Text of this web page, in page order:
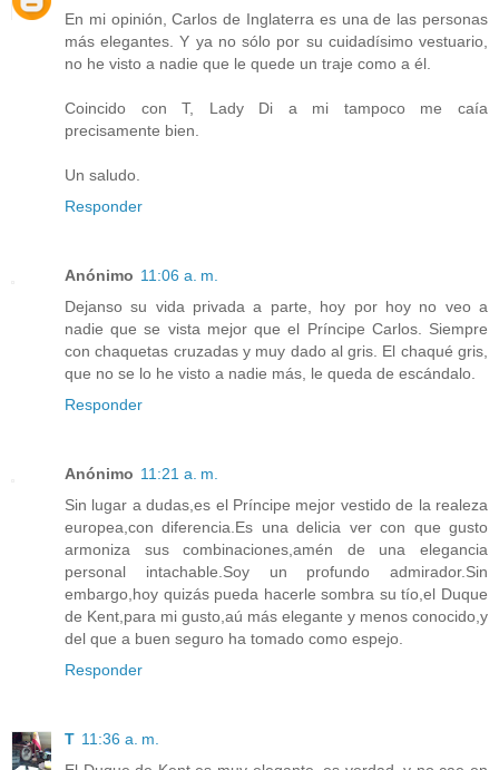
En mi opinión, Carlos de Inglaterra es una de las personas
más elegantes. Y ya no sólo por su cuidadísimo vestuario,
no he visto a nadie que le quede un traje como a él.
Coincido con T, Lady Di a mi tampoco me caía
precisamente bien.
Un saludo.
Responder
Anónimo 11:06 a. m.
Dejanso su vida privada a parte, hoy por hoy no veo a
nadie que se vista mejor que el Príncipe Carlos. Siempre
con chaquetas cruzadas y muy dado al gris. El chaqué gris,
que no se lo he visto a nadie más, le queda de escándalo.
Responder
Anónimo 11:21 a. m.
Sin lugar a dudas,es el Príncipe mejor vestido de la realeza
europea,con diferencia.Es una delicia ver con que gusto
armoniza sus combinaciones,amén de una elegancia
personal intachable.Soy un profundo admirador.Sin
embargo,hoy quizás pueda hacerle sombra su tío,el Duque
de Kent,para mi gusto,aú más elegante y menos conocido,y
del que a buen seguro ha tomado como espejo.
Responder
T 11:36 a. m.